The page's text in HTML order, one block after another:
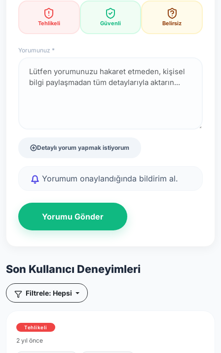
Tehlikeli Güvenli Belirsiz
Yorumunuz *
Detaylı yorum yapmak istiyorum
Yorumum onaylandığında bildirim al.
Yorumu Gönder
Son Kullanıcı Deneyimleri
Filtrele: Hepsi
Tehlikeli
2 yıl önce